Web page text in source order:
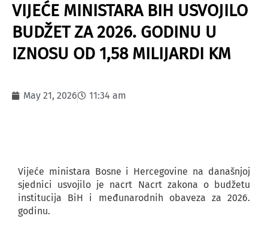
VIJEĆE MINISTARA BIH USVOJILO
BUDŽET ZA 2026. GODINU U
IZNOSU OD 1,58 MILIJARDI KM
May 21, 2026 11:34 am
Vijeće ministara Bosne i Hercegovine na današnjoj
sjednici usvojilo je nacrt Nacrt zakona o budžetu
institucija BiH i međunarodnih obaveza za 2026.
godinu.